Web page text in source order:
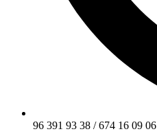
96 391 93 38 / 674 16 09 06